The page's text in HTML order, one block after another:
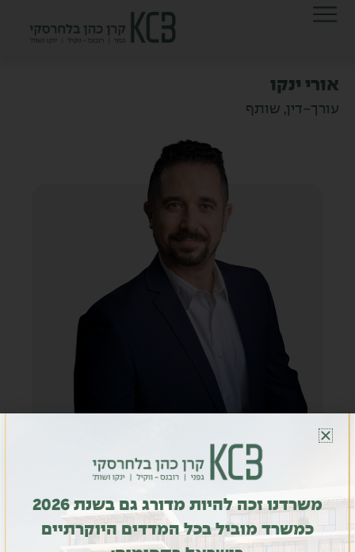
לתוכן
דילוג
אורי ינקו
עורך-דין, שותף
ori@kcb.co.il
03-6090530
-עסקאות פינוי בינוי
משרדנו זכה להיות מדורג גם בשנת 2026
כמשרד מוביל בכל המדדים היוקרתיים